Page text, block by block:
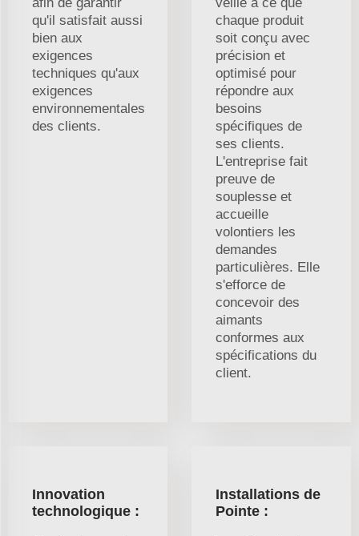
afin de garantir
qu'il satisfait aussi
bien aux
exigences
techniques qu'aux
exigences
environnementales
des clients.
veille à ce que
chaque produit
soit conçu avec
précision et
optimisé pour
répondre aux
besoins
spécifiques de
ses clients.
L'entreprise fait
preuve de
souplesse et
accueille
volontiers les
demandes
particulières. Elle
s'efforce de
concevoir des
aimants
conformes aux
spécifications du
client.
Innovation
technologique :
Installations de
Pointe :